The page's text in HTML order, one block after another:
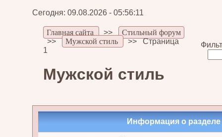
Сегодня: 09.08.2026 - 05:56:11
Главная сайта >>
Стильный форум
>> Мужской стиль >>Страница
1
Мужской стиль
Информация о разделе